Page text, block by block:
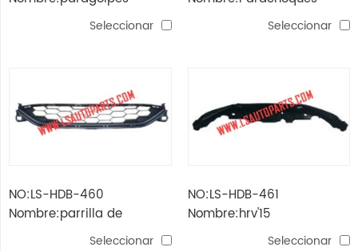
delantero hrv'15Seleccionar Seleccionar
NO:LS-HDB-460
Nombre:parrilla de
parachoques hrv'15Seleccionar
NO:LS-HDB-461
Nombre:hrv'15
parachoques spoiler
Seleccionar